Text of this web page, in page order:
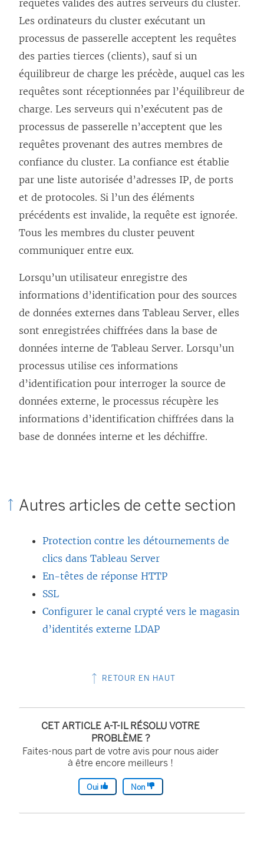
requêtes valides des autres serveurs du cluster.
Les ordinateurs du cluster exécutant un
processus de passerelle acceptent les requêtes
des parties tierces (clients), sauf si un
équilibreur de charge les précède, auquel cas les
requêtes sont réceptionnées par l’équilibreur de
charge. Les serveurs qui n’exécutent pas de
processus de passerelle n’acceptent que les
requêtes provenant des autres membres de
confiance du cluster. La confiance est établie
par une liste autorisée d’adresses IP, de ports
et de protocoles. Si l’un des éléments
précédents est invalide, la requête est ignorée.
Tous les membres du cluster peuvent
communiquer entre eux.
Lorsqu’un utilisateur enregistre des
informations d’identification pour des sources
de données externes dans Tableau Server, elles
sont enregistrées chiffrées dans la base de
données interne de Tableau Server. Lorsqu’un
processus utilise ces informations
d’identification pour interroger la source de
données externe, le processus récupère les
informations d’identification chiffrées dans la
base de données interne et les déchiffre.
Autres articles de cette section
Protection contre les détournements de
clics dans Tableau Server
En-têtes de réponse HTTP
SSL
Configurer le canal crypté vers le magasin
d’identités externe LDAP
RETOUR EN HAUT
CET ARTICLE A-T-IL RÉSOLU VOTRE
PROBLÈME ?
Faites-nous part de votre avis pour nous aider
à être encore meilleurs !
Oui Non